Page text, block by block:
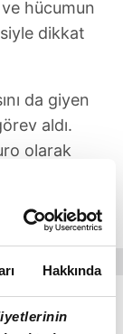
Hakkında
hücumun
dikkat
da giyen
aldı.
olarak
Haziran